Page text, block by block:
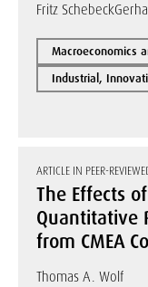
Fritz Schebeck
Macroeconomics
Industrial,
ARTICLE IN PEER-
The Effects
Quantitative
from CMEA
Thomas A. Wolf